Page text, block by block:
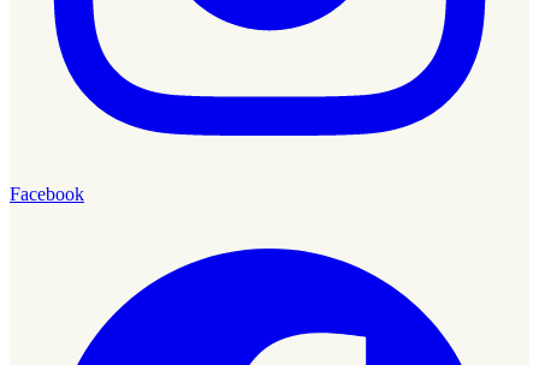
Facebook